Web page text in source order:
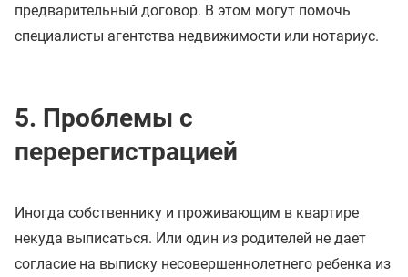
предварительный договор. В этом могут помочь
специалисты агентства недвижимости или нотариус.
5. Проблемы с
перерегистрацией
Иногда собственнику и проживающим в квартире
некуда выписаться. Или один из родителей не дает
согласие на выписку несовершеннолетнего ребенка из